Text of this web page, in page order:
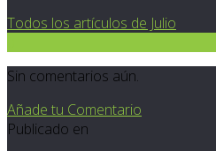
Todos los artículos de Julio
Sin comentarios aún.
Añade tu Comentario
Publicado en